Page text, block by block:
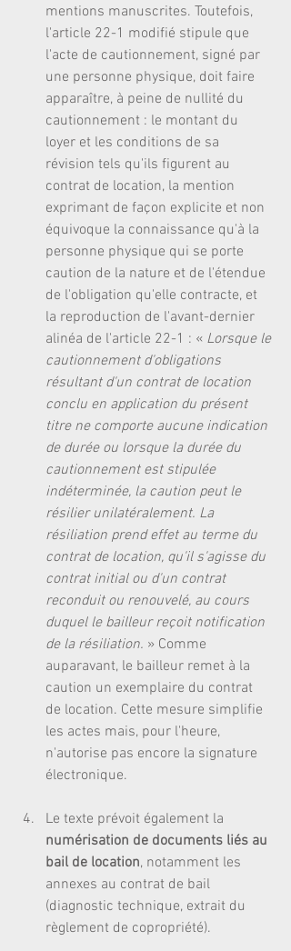
mentions manuscrites. Toutefois,
l'article 22-1 modifié stipule que
l'acte de cautionnement, signé par
une personne physique, doit faire
apparaître, à peine de nullité du
cautionnement : le montant du
loyer et les conditions de sa
révision tels qu'ils figurent au
contrat de location, la mention
exprimant de façon explicite et non
équivoque la connaissance qu'à la
personne physique qui se porte
caution de la nature et de l'étendue
de l'obligation qu'elle contracte, et
la reproduction de l'avant-dernier
alinéa de l'article 22-1 : « Lorsque le
cautionnement d'obligations
résultant d'un contrat de location
conclu en application du présent
titre ne comporte aucune indication
de durée ou lorsque la durée du
cautionnement est stipulée
indéterminée, la caution peut le
résilier unilatéralement. La
résiliation prend effet au terme du
contrat de location, qu'il s'agisse du
contrat initial ou d'un contrat
reconduit ou renouvelé, au cours
duquel le bailleur reçoit notification
de la résiliation. » Comme
auparavant, le bailleur remet à la
caution un exemplaire du contrat
de location. Cette mesure simplifie
les actes mais, pour l'heure,
n'autorise pas encore la signature
électronique.
Le texte prévoit également la
numérisation de documents liés au
bail de location, notamment les
annexes au contrat de bail
(diagnostic technique, extrait du
règlement de copropriété).